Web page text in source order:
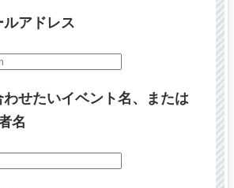
アドレス
せたいイベント名、または
名